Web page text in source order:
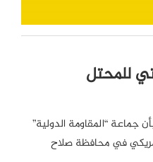
للمحتل
جماعة “المقاومة الدولية”
في محافظة صلاح